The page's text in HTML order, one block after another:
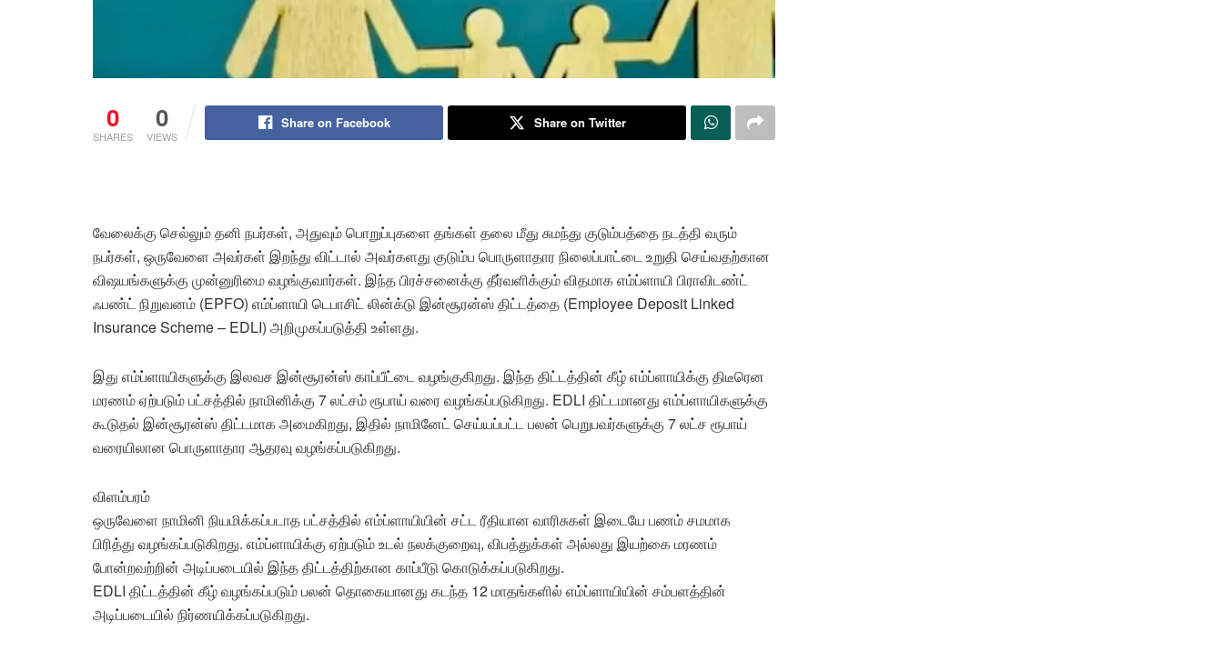
0
SHARES
0
VIEWS
Share on Facebook Share on Twitter
வேலைக்கு செல்லும் தனி நபர்கள், அதுவும் பொறுப்புகளை தங்கள் தலை மீது சுமந்து குடும்பத்தை நடத்தி வரும்
நபர்கள், ஒருவேளை அவர்கள் இறந்து விட்டால் அவர்களது குடும்ப பொருளாதார நிலைப்பாட்டை உறுதி செய்வதற்கான
விஷயங்களுக்கு முன்னுரிமை வழங்குவார்கள். இந்த பிரச்சனைக்கு தீர்வளிக்கும் விதமாக எம்ப்ளாயி பிராவிடண்ட்
ஃபண்ட் நிறுவனம் (EPFO) எம்ப்ளாயி டெபாசிட் லின்க்டு இன்சூரன்ஸ் திட்டத்தை (Employee Deposit Linked
Insurance Scheme – EDLI) அறிமுகப்படுத்தி உள்ளது.
இது எம்ப்ளாயிகளுக்கு இலவச இன்சூரன்ஸ் காப்பீட்டை வழங்குகிறது. இந்த திட்டத்தின் கீழ் எம்ப்ளாயிக்கு திடீரென
மரணம் ஏற்படும் பட்சத்தில் நாமினிக்கு 7 லட்சம் ரூபாய் வரை வழங்கப்படுகிறது. EDLI திட்டமானது எம்ப்ளாயிகளுக்கு
கூடுதல் இன்சூரன்ஸ் திட்டமாக அமைகிறது, இதில் நாமினேட் செய்யப்பட்ட பலன் பெறுபவர்களுக்கு 7 லட்ச ரூபாய்
வரையிலான பொருளாதார ஆதரவு வழங்கப்படுகிறது.
விளம்பரம்
ஒருவேளை நாமினி நியமிக்கப்படாத பட்சத்தில் எம்ப்ளாயியின் சட்ட ரீதியான வாரிசுகள் இடையே பணம் சமமாக
பிரித்து வழங்கப்படுகிறது. எம்ப்ளாயிக்கு ஏற்படும் உடல் நலக்குறைவு, விபத்துக்கள் அல்லது இயற்கை மரணம்
போன்றவற்றின் அடிப்படையில் இந்த திட்டத்திற்கான காப்பீடு கொடுக்கப்படுகிறது.
EDLI திட்டத்தின் கீழ் வழங்கப்படும் பலன் தொகையானது கடந்த 12 மாதங்களில் எம்ப்ளாயியின் சம்பளத்தின்
அடிப்படையில் நிர்ணயிக்கப்படுகிறது.